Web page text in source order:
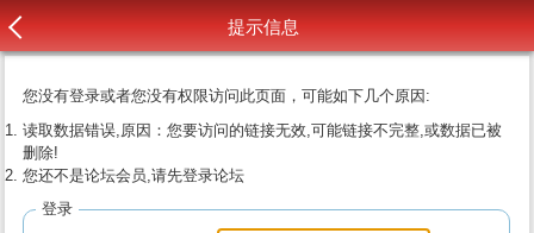
提示信息
您没有登录或者您没有权限访问此页面，可能如下几个原因:
读取数据错误,原因：您要访问的链接无效,可能链接不完整,或数据已被
删除!
您还不是论坛会员,请先登录论坛
登录